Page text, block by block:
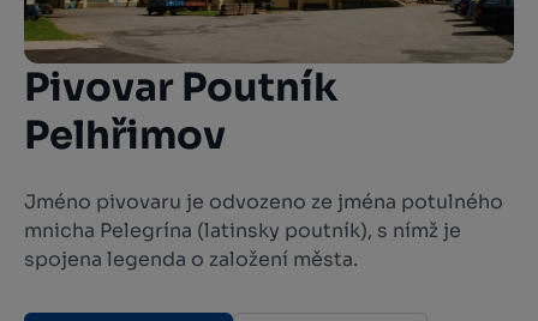
Pivovar Poutník
Pelhřimov
Jméno pivovaru je odvozeno ze jména potulného
mnicha Pelegrína (latinsky poutník), s nímž je
spojena legenda o založení města.